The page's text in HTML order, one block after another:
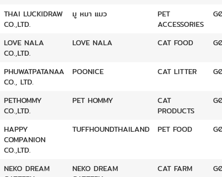
THAI LUCKIDRAW
CO.,LTD.
มู หมา แมว
PET
ACCESSORIES
LOVE NALA
CO.,LTD.
LOVE NALA CAT FOOD
PHUWATPATANAA
CO., LTD.
POONICE CAT LITTER
PETHOMMY
CO.,LTD.
PET HOMMY
CAT
PRODUCTS
HAPPY
COMPANION
CO.,LTD.
TUFFHOUNDTHAILAND PET FOOD
NEKO DREAM
NEKO DREAM
CAT FARM